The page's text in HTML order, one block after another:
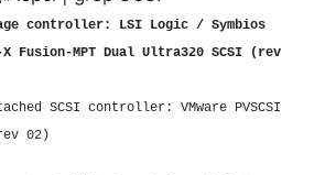
controller: LSI Logic / Symbios
Fusion-MPT Dual Ultra320 SCSI (rev
SCSI controller: VMware PVSCSI
02)